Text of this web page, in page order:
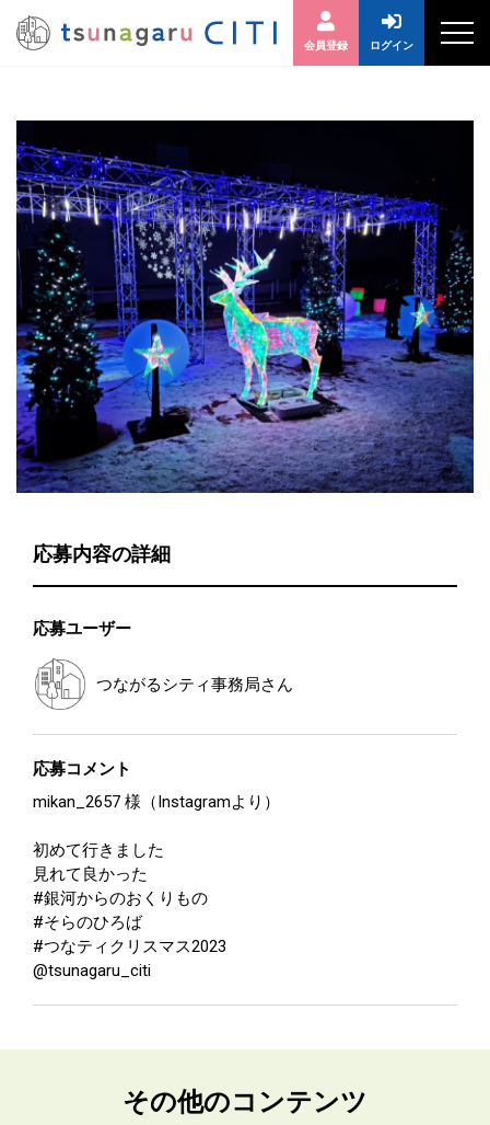
会員登録 ログイン
応募内容の詳細
応募ユーザー
つながるシティ事務局さん
応募コメント
mikan_2657 様（Instagramより）
初めて行きました
見れて良かった
#銀河からのおくりもの
#そらのひろば
#つなティクリスマス2023
@tsunagaru_citi
その他のコンテンツ